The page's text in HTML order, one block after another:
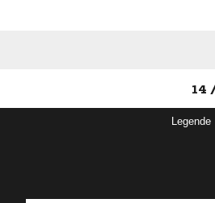
14
Legende